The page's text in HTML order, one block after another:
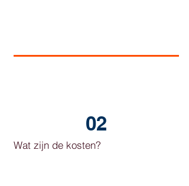
02
Wat zijn de kosten?